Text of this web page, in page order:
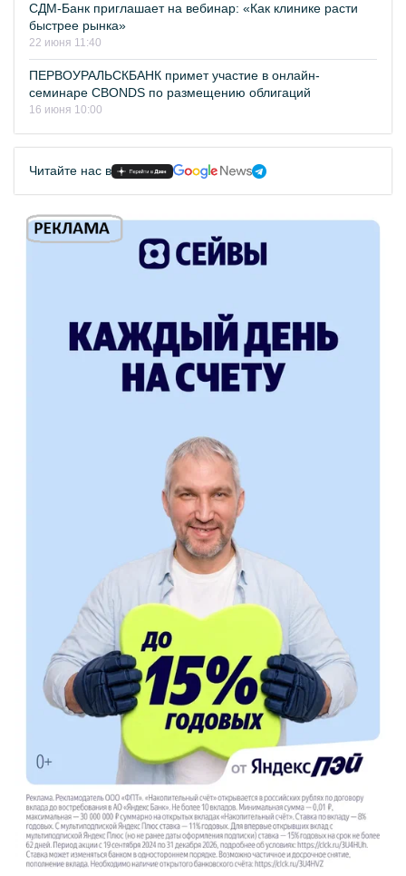
СДМ-Банк приглашает на вебинар: «Как клинике расти
быстрее рынка»
22 июня 11:40
ПЕРВОУРАЛЬСКБАНК примет участие в онлайн-
семинаре CBONDS по размещению облигаций
16 июня 10:00
Читайте нас в